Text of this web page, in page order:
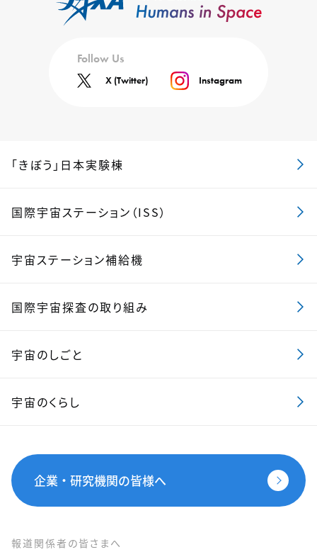
Follow Us
X (Twitter) Instagram
「きぼう」日本実験棟
国際宇宙ステーション（ISS）
宇宙ステーション補給機
国際宇宙探査の取り組み
宇宙のしごと
宇宙のくらし
企業・研究機関の皆様へ
報道関係者の皆さまへ